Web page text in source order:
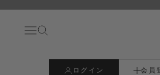
メニュー
検索
ログイン 会員